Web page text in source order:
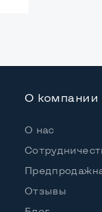
О компании
О нас
Отзывы